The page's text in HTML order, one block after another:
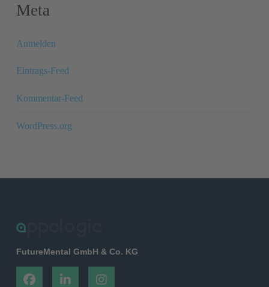
Meta
Anmelden
Eintrags-Feed
Kommentar-Feed
WordPress.org
FutureMental GmbH & Co. KG